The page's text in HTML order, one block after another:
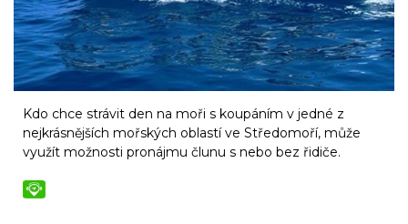
Kdo chce strávit den na moři s koupáním v jedné z
nejkrásnějších mořských oblastí ve Středomoří, může
využít možnosti pronájmu člunu s nebo bez řidiče.